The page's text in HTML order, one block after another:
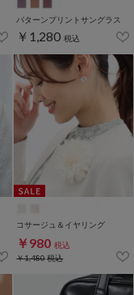
パターンプリントサングラス
￥1,280 税込
コサージュ＆イヤリング
￥980 税込
￥1,480税込